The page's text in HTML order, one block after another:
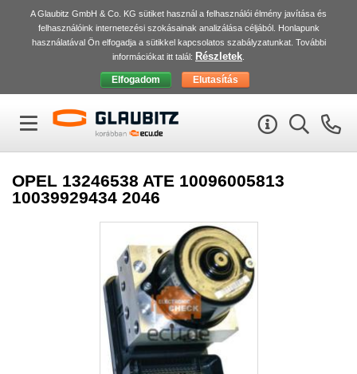
A Glaubitz GmbH & Co. KG sütiket használ a felhasználói élmény javítása és
felhasználóink internetezési szokásainak analizálása céljából. Honlapunk
használatával Ön elfogadja a sütikkel kapcsolatos szabályzatunkat. További
információkat itt talál: Részletek
OPEL 13246538 ATE 10096005813
10039929434 2046